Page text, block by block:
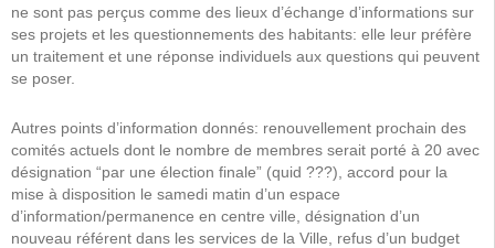
ne sont pas perçus comme des lieux d’échange d’informations sur
ses projets et les questionnements des habitants: elle leur préfère
un traitement et une réponse individuels aux questions qui peuvent
se poser.
Autres points d’information donnés: renouvellement prochain des
comités actuels dont le nombre de membres serait porté à 20 avec
désignation “par une élection finale” (quid ???), accord pour la
mise à disposition le samedi matin d’un espace
d’information/permanence en centre ville, désignation d’un
nouveau référent dans les services de la Ville, refus d’un budget